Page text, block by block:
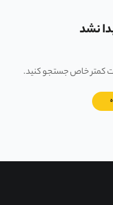
نشد
کمتر خاص جستجو کنید.